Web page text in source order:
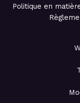
Politique en